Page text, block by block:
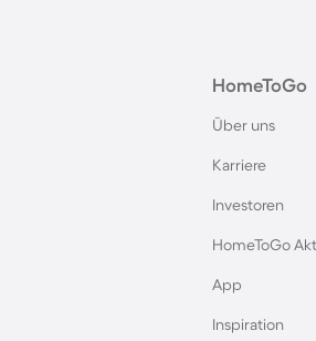
HomeToGo
Über uns
Karriere
Investoren
HomeToGo
App
Inspiration